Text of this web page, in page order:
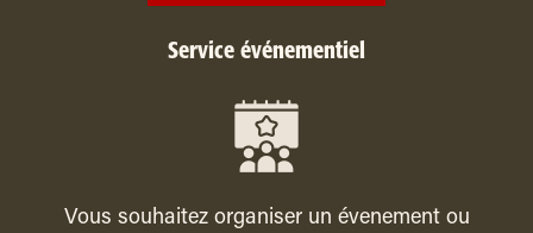
Service événementiel
Vous souhaitez organiser un évenement ou